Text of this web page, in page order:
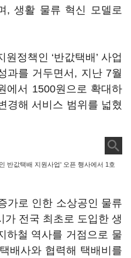
, 생활 물류 혁신 모델로
정책인 ‘반값택배’ 사업
과를 거두면서, 지난 7월
에서 1500원으로 확대하
경해 서비스 범위를 넓혔
반값택배 지원사업' 오픈 행사에서 1호
가로 인한 소상공인 물류
가 전국 최초로 도입한 생
하철 역사를 거점으로 물
배사와 협력해 택배비를